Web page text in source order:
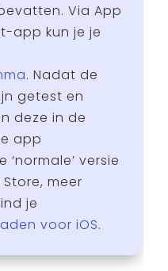
Via App
app kun je je
. Nadat de
getest en
deze in de
app
versie
meer
je
voor iOS.